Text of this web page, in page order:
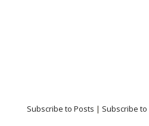
Subscribe to Posts | Subscribe